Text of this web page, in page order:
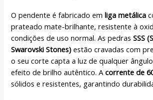
O pendente é fabricado emliga metálica
prateado mate-brilhante, resistente à
condições de uso normal. As pedrasSSS
Swarovski Stones) estão cravadas com
o seu corte capta a luz de qualquer
efeito de brilho autêntico. Acorrente de
sólidos e resistentes, garantindo